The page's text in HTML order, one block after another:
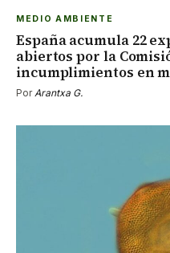
MEDIO AMBIENTE
España acumula 22
abiertos por la
incumplimientos en
Por Arantxa G.